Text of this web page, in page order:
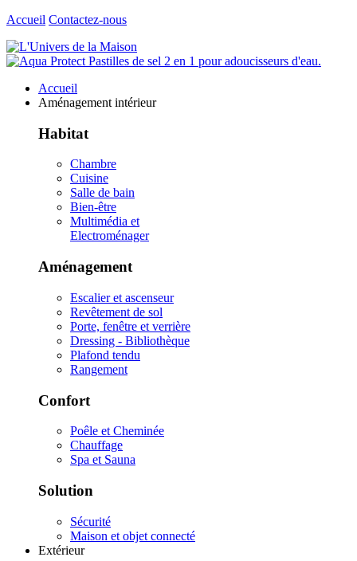
Accueil Contactez-nous
Accueil
Aménagement intérieur
Habitat
Chambre
Cuisine
Salle de bain
Bien-être
Multimédia et
Electroménager
Aménagement
Escalier et ascenseur
Revêtement de sol
Porte, fenêtre et verrière
Dressing - Bibliothèque
Plafond tendu
Rangement
Confort
Poêle et Cheminée
Chauffage
Spa et Sauna
Solution
Sécurité
Maison et objet connecté
Extérieur